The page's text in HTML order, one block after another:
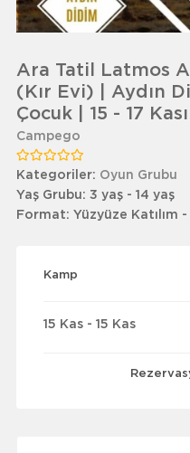
Ara Tatil Latmos
(Kır Evi) | Aydın
Çocuk | 15 - 17
Campego
Kategoriler: Oyun Grubu
Yaş Grubu: 3 yaş - 14 yaş
Format: Yüzyüze Katılım
Kamp
15 Kas - 15 Kas